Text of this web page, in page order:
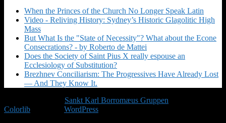
When the Princes of the Church No Longer Speak Latin
Video - Reliving History: Sydney’s Historic Glagolitic High
Mass
But What Is the "State of Necessity"? What about the Econe
Consecrations? - by Roberto de Mattei
Does the Society of Saint Pius X really espouse an
Ecclesiology of Substitution?
Brezhnev Conciliarism: The Progressives Have Already Lost
— And They Know It.
Sankt Karl Borromæus Gruppen
Colorlib
WordPress